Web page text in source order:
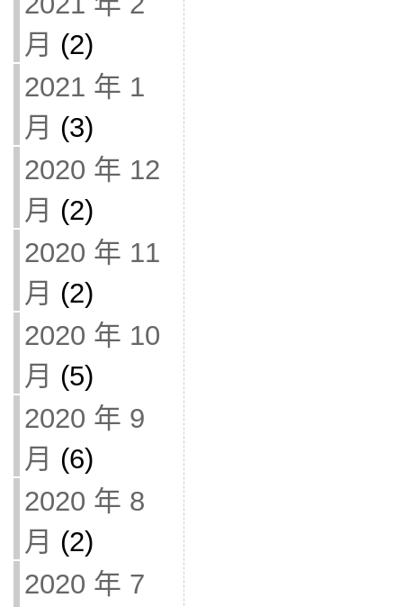
月 (2)
2021 年 1
月 (3)
2020 年 12
月 (2)
2020 年 11
月 (2)
2020 年 10
月 (5)
2020 年 9
月 (6)
2020 年 8
月 (2)
2020 年 7